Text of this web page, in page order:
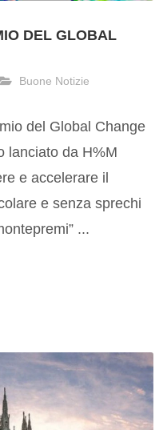
DEL GLOBAL
Buone Notizie
del Global Change
lanciato da H%M
e accelerare il
e senza sprechi
...